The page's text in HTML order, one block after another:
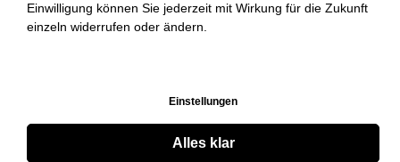
Einwilligung können Sie jederzeit mit Wirkung für die Zukunft
einzeln widerrufen oder ändern.
Einstellungen
Alles klar